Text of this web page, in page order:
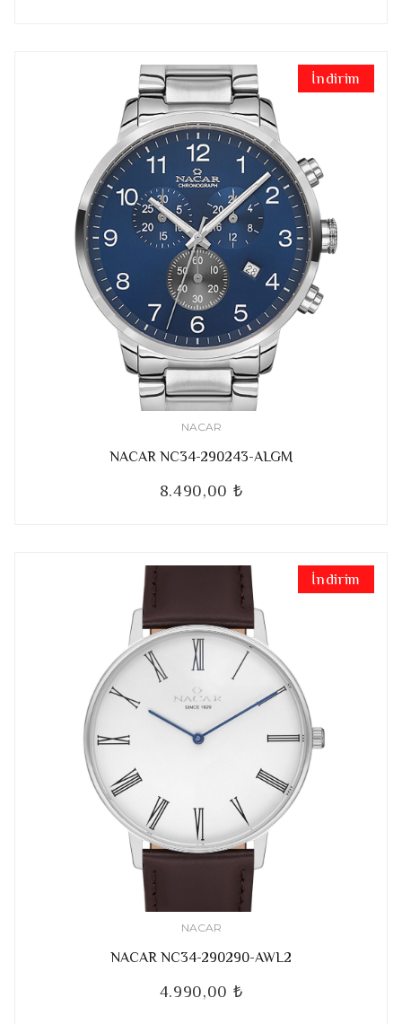
İndirim
NACAR
NACAR NC34-290243-ALGM
8.490,00 ₺
İndirim
NACAR
NACAR NC34-290290-AWL2
4.990,00 ₺